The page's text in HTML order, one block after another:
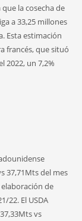
la cosecha de
a 33,25 millones
Esta estimación
francés, que situó
2022, un 7,2%
37,71Mts del mes
de
22. El USDA
vs